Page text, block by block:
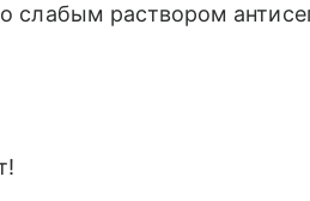
слабым раствором